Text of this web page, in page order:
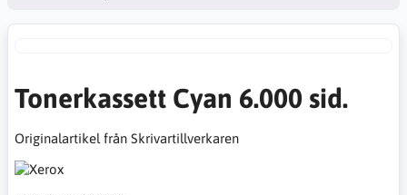
Tonerkassett Cyan 6.000 sid.
Originalartikel från Skrivartillverkaren